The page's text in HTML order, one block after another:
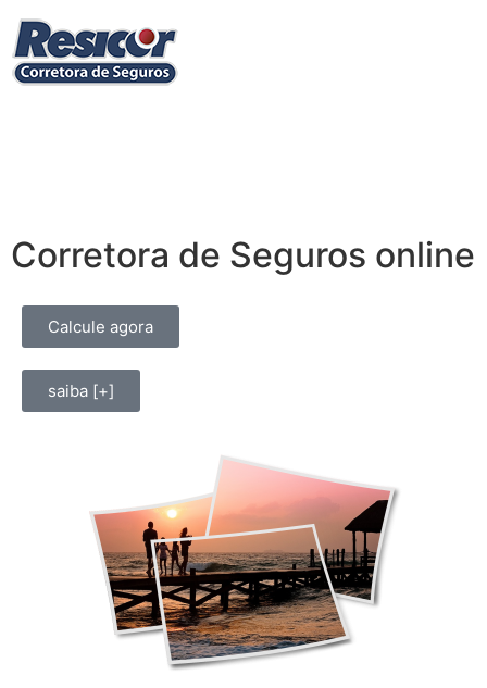
Corretora de Seguros online
Calcule agora
saiba [+]